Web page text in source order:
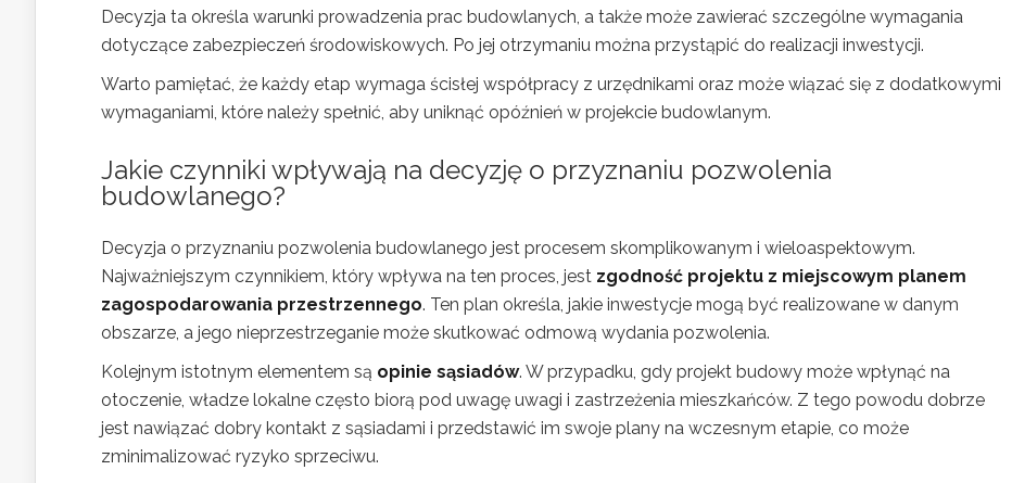
Decyzja ta określa warunki prowadzenia prac budowlanych, a także może zawierać szczególne wymagania
dotyczące zabezpieczeń środowiskowych. Po jej otrzymaniu można przystąpić do realizacji inwestycji.
Warto pamiętać, że każdy etap wymaga ścisłej współpracy z urzędnikami oraz może wiązać się z dodatkowymi
wymaganiami, które należy spełnić, aby uniknąć opóźnień w projekcie budowlanym.
Jakie czynniki wpływają na decyzję o przyznaniu pozwolenia
budowlanego?
Decyzja o przyznaniu pozwolenia budowlanego jest procesem skomplikowanym i wieloaspektowym.
Najważniejszym czynnikiem, który wpływa na ten proces, jest zgodność projektu z miejscowym planem
zagospodarowania przestrzennego. Ten plan określa, jakie inwestycje mogą być realizowane w danym
obszarze, a jego nieprzestrzeganie może skutkować odmową wydania pozwolenia.
Kolejnym istotnym elementem są opinie sąsiadów. W przypadku, gdy projekt budowy może wpłynąć na
otoczenie, władze lokalne często biorą pod uwagę uwagi i zastrzeżenia mieszkańców. Z tego powodu dobrze
jest nawiązać dobry kontakt z sąsiadami i przedstawić im swoje plany na wczesnym etapie, co może
zminimalizować ryzyko sprzeciwu.